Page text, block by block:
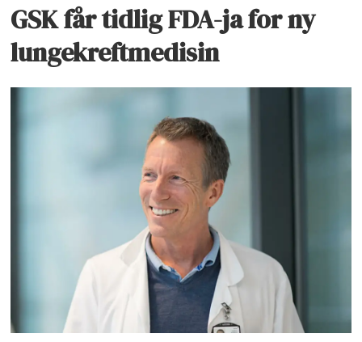
GSK får tidlig FDA-ja for ny
lungekreftmedisin